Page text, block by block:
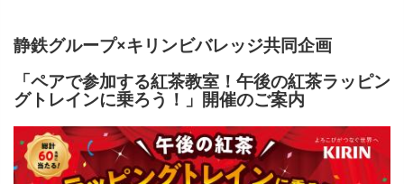
安全報告書
電子公告
静鉄グループ×キリンビバレッジ共同企画
「ペアで参加する紅茶教室！午後の紅茶ラッピン
グトレインに乗ろう！」開催のご案内